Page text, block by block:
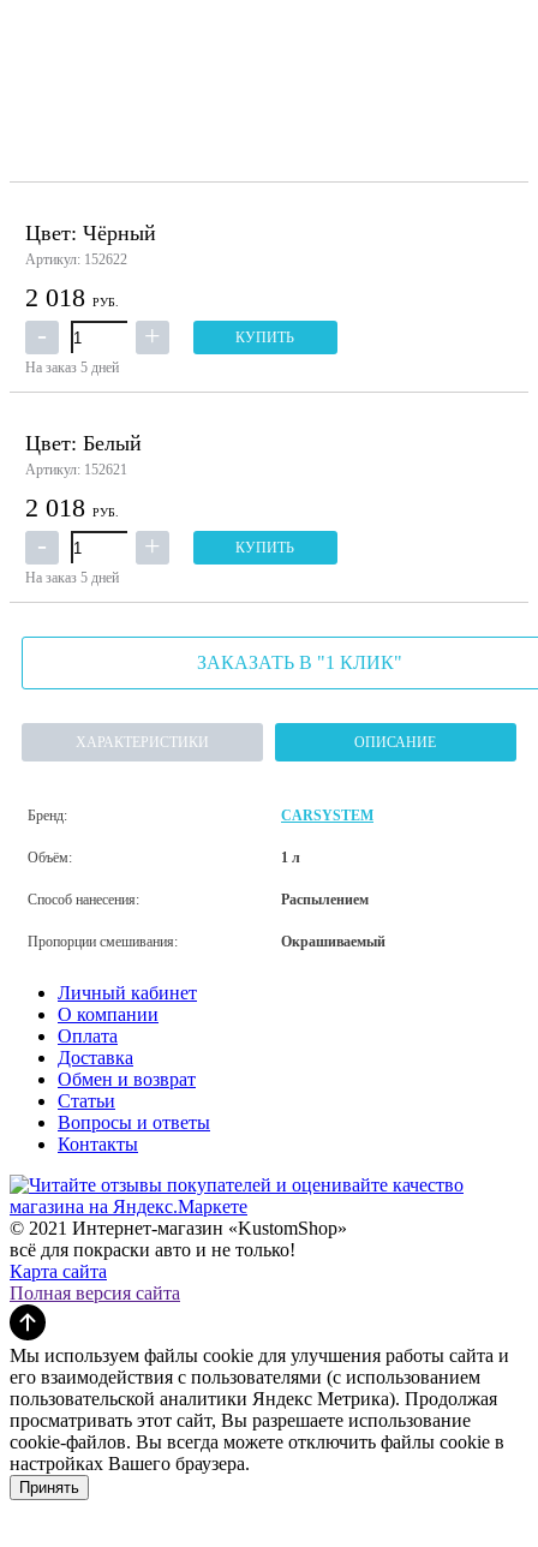
Цвет: Чёрный
Артикул: 152622
2 018 РУБ.
КУПИТЬ
На заказ 5 дней
Цвет: Белый
Артикул: 152621
2 018 РУБ.
КУПИТЬ
На заказ 5 дней
ЗАКАЗАТЬ В "1 КЛИК"
ХАРАКТЕРИСТИКИ ОПИСАНИЕ
Бренд: CARSYSTEM
Объём: 1 л
Способ нанесения: Распылением
Пропорции смешивания: Окрашиваемый
Личный кабинет
О компании
Оплата
Доставка
Обмен и возврат
Статьи
Вопросы и ответы
Контакты
© 2021 Интернет-магазин «KustomShop»
всё для покраски авто и не только!
Карта сайта
Полная версия сайта
Мы используем файлы cookie для улучшения работы сайта и
его взаимодействия с пользователями (с использованием
пользовательской аналитики Яндекс Метрика). Продолжая
просматривать этот сайт, Вы разрешаете использование
cookie-файлов. Вы всегда можете отключить файлы cookie в
настройках Вашего браузера.
Принять